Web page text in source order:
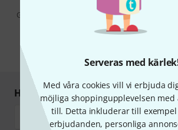
Serveras med
Med våra cookies vill vi erbjuda
möjliga shoppingupplevelsen med
till. Detta inkluderar till
erbjudanden, personliga
Genom att klicka på "Registrera dig nu"
postreklam. Avregistrering är möjlig när som
information om nyhetsbrevet i vår
Handla och betala säkert